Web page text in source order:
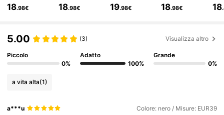
901K Follower
18.98€ 18.98€ 19.98€ 18.98€ 18
5.00 (3) Visualizza altro
Piccolo
0%
Adatto
100%
Grande
0%
a vita alta(1)
a***u Colore: nero / Misure: EUR39